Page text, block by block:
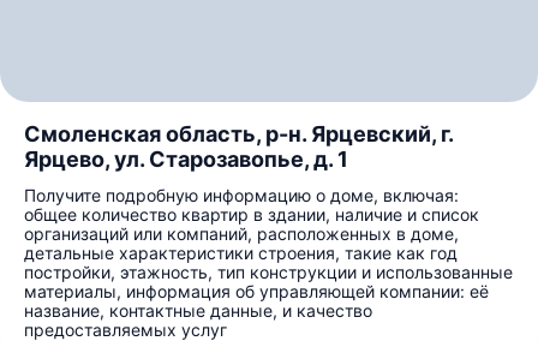
Смоленская область, р-н. Ярцевский, г.
Ярцево, ул. Старозавопье, д. 1
Получите подробную информацию о доме, включая:
общее количество квартир в здании, наличие и список
организаций или компаний, расположенных в доме,
детальные характеристики строения, такие как год
постройки, этажность, тип конструкции и использованные
материалы, информация об управляющей компании: её
название, контактные данные, и качество
предоставляемых услуг